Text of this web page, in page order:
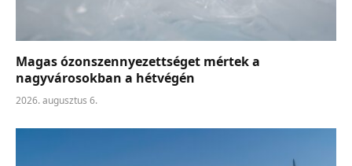
Magas ózonszennyezettséget mértek a
nagyvárosokban a hétvégén
2026. augusztus 6.